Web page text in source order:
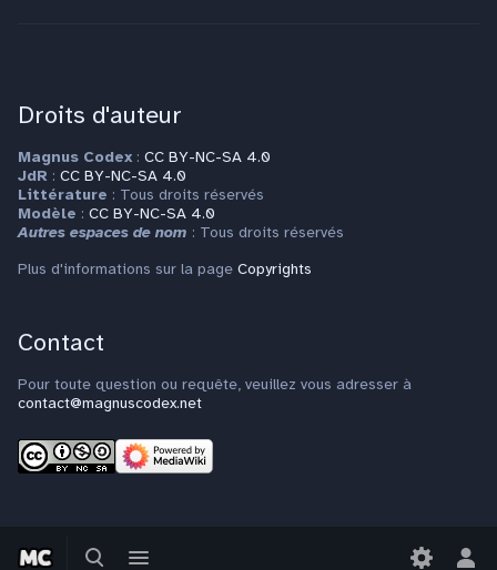
BasculerBasculer
Droits d'auteur
Magnus Codex : CC BY-NC-SA 4.0
JdR : CC BY-NC-SA 4.0
Littérature : Tous droits réservés
Modèle : CC BY-NC-SA 4.0
Autres espaces de nom : Tous droits réservés
Plus d'informations sur la page Copyrights
Contact
Pour toute question ou requête, veuillez vous adresser à
contact@magnuscodex.net